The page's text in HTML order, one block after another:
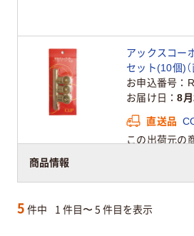
商品情報
アックスコー
セット(10個)（
お申込番号
お届け日
8月
直送品
この出荷元の
5 件中 1 件目〜 5 件目を表示